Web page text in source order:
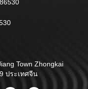
Town Zhongkai
ประเทศจีน